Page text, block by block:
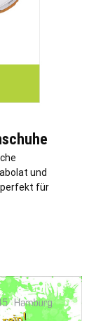
und
perfekt für